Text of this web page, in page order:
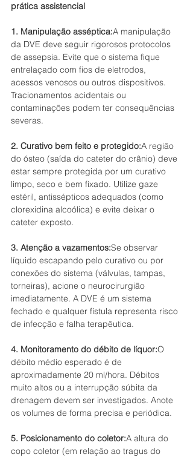
prática assistencial
1. Manipulação asséptica:A manipulação
da DVE deve seguir rigorosos protocolos
de assepsia. Evite que o sistema fique
entrelaçado com fios de eletrodos,
acessos venosos ou outros dispositivos.
Tracionamentos acidentais ou
contaminações podem ter consequências
severas.
2. Curativo bem feito e protegido:A região
do ósteo (saída do cateter do crânio) deve
estar sempre protegida por um curativo
limpo, seco e bem fixado. Utilize gaze
estéril, antissépticos adequados (como
clorexidina alcoólica) e evite deixar o
cateter exposto.
3. Atenção a vazamentos:Se observar
líquido escapando pelo curativo ou por
conexões do sistema (válvulas, tampas,
torneiras), acione o neurocirurgião
imediatamente. A DVE é um sistema
fechado e qualquer fístula representa risco
de infecção e falha terapêutica.
4. Monitoramento do débito de líquor:O
débito médio esperado é de
aproximadamente 20 ml/hora. Débitos
muito altos ou a interrupção súbita da
drenagem devem ser investigados. Anote
os volumes de forma precisa e periódica.
5. Posicionamento do coletor:A altura do
copo coletor (em relação ao tragus do